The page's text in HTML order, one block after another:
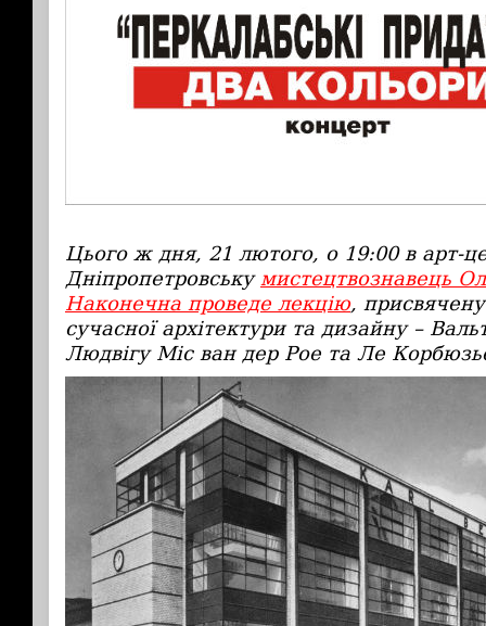
Цього ж дня, 21 лютого, о 19:00 в арт-
Дніпропетровськумистецтвознавець
Наконечна проведе лекцію,
сучасної архітектури та дизайну –
Людвігу Міс ван дер Рое та Ле